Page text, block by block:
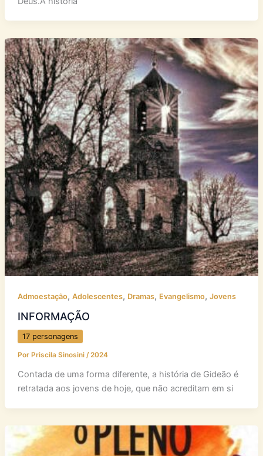
Admoestação, Adolescentes, Dramas, Evangelismo, Jovens
INFORMAÇÃO
17 personagens
Por Priscila Sinosini /2024
Contada de uma forma diferente, a história de Gideão é
retratada aos jovens de hoje, que não acreditam em si